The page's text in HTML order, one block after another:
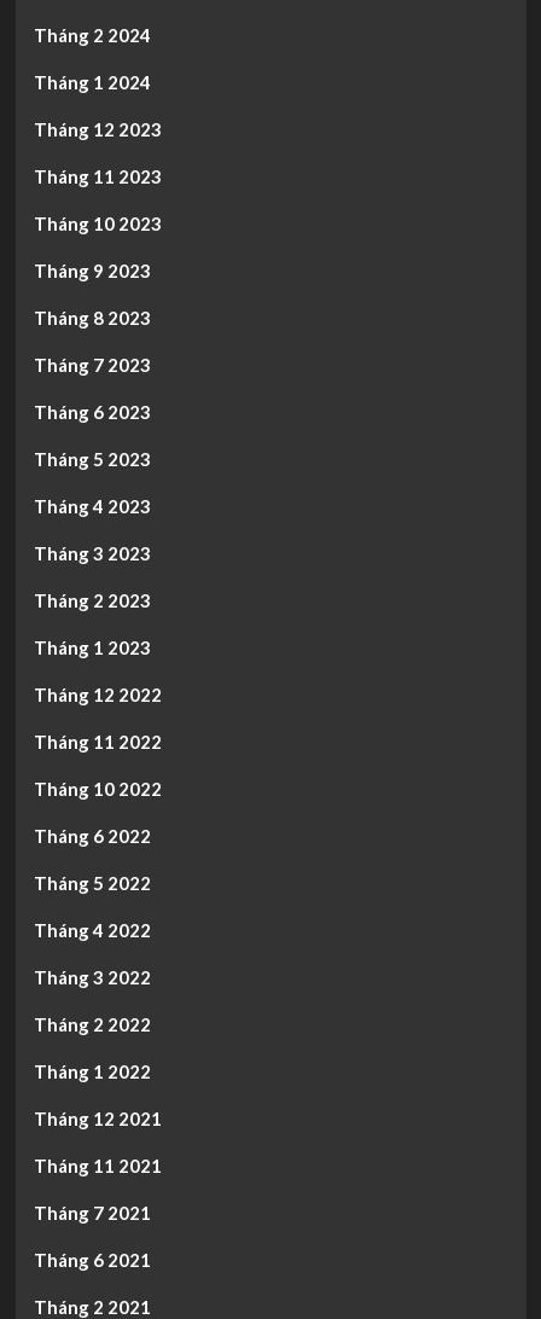
Tháng 2 2024
Tháng 1 2024
Tháng 12 2023
Tháng 11 2023
Tháng 10 2023
Tháng 9 2023
Tháng 8 2023
Tháng 7 2023
Tháng 6 2023
Tháng 5 2023
Tháng 4 2023
Tháng 3 2023
Tháng 2 2023
Tháng 1 2023
Tháng 12 2022
Tháng 11 2022
Tháng 10 2022
Tháng 6 2022
Tháng 5 2022
Tháng 4 2022
Tháng 3 2022
Tháng 2 2022
Tháng 1 2022
Tháng 12 2021
Tháng 11 2021
Tháng 7 2021
Tháng 6 2021
Tháng 2 2021